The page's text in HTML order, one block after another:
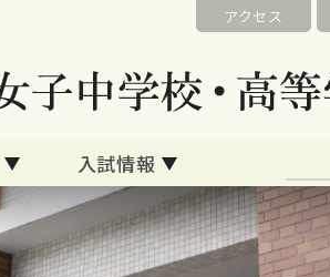
アクセス
入試情報